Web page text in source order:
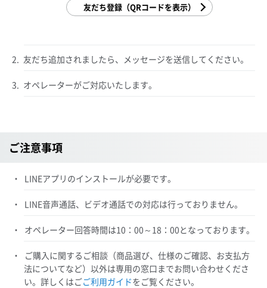
友だち登録（QRコードを表示）
友だち追加されましたら、 メッセージを送信してください。
オペレーターがご対応いたします。
ご注意事項
LINEアプリのインストールが必要です。
LINE音声通話、ビデオ通話での対応は行っておりません。
オペレーター回答時間は10：00～18：00となっております。
ご購入に関するご相談（商品選び、仕様のご確認、お支払方
法についてなど）以外は専用の窓口までお問い合わせくださ
い。詳しくはごご利用ガイドをご覧ください。